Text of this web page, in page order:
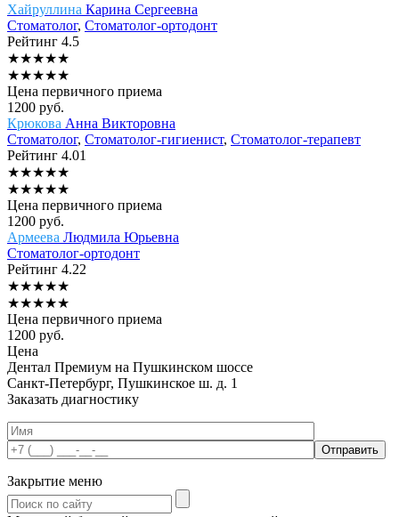
Хайруллина Карина Сергеевна
Стоматолог, Стоматолог-ортодонт
Рейтинг 4.5
★★★★★
★★★★★
Цена первичного приема
1200 руб.
Крюкова Анна Викторовна
Стоматолог, Стоматолог-гигиенист, Стоматолог-терапевт
Рейтинг 4.01
★★★★★
★★★★★
Цена первичного приема
1200 руб.
Армеева Людмила Юрьевна
Стоматолог-ортодонт
Рейтинг 4.22
★★★★★
★★★★★
Цена первичного приема
1200 руб.
Цена
Дентал Премиум на Пушкинском шоссе
Санкт-Петербург, Пушкинское ш. д. 1
Заказать диагностику
Закрытие меню